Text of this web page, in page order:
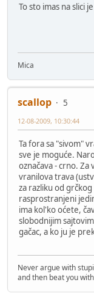
To sto imas na slici
Mica
scallop
5
12-08-2009, 10:30:44
Ta fora sa "sivom"
sve je moguće.
označava - crno.
vranilova trava
za razliku od
rasprostranjeni
ima kol'ko oćete,
slobodnijim
gačac, a ko ju je
Never argue with
and then beat you